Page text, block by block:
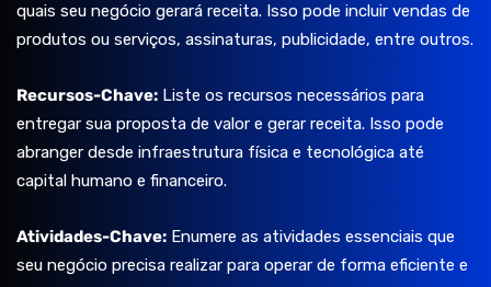
quais seu negócio gerará receita. Isso pode incluir vendas de
produtos ou serviços, assinaturas, publicidade, entre outros.
Recursos-Chave: Liste os recursos necessários para
entregar sua proposta de valor e gerar receita. Isso pode
abranger desde infraestrutura física e tecnológica até
capital humano e financeiro.
Atividades-Chave: Enumere as atividades essenciais que
seu negócio precisa realizar para operar de forma eficiente e